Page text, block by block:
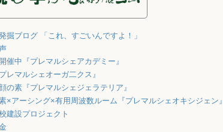
掘ブログ 「これ、すごいんですよ！」
催中『プレマルシェアカデミー』
レマルシェオーガ二クス』
の素『プレマルシェジェラテリア』
×アーシング×有用周波数ルーム『プレマルシェオキシジェン』
建設プロジェクト